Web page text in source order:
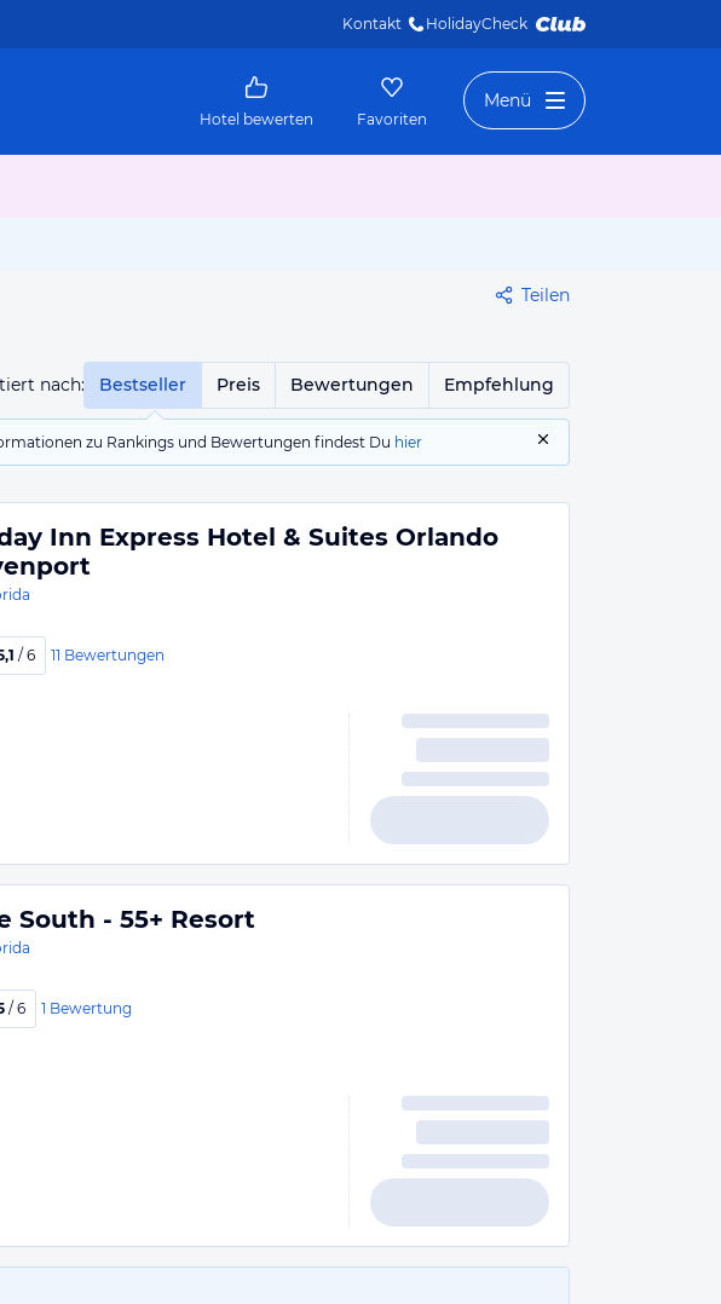
Kontakt HolidayCheck
Hotel bewerten Favoriten
Menü
Teilen
nach: Bestseller Preis Bewertungen Empfehlung
zu Rankings und Bewertungen findest Du hier
Inn Express Hotel & Suites Orlando
/ 6 11 Bewertungen
South - 55+ Resort
/ 6 1 Bewertung